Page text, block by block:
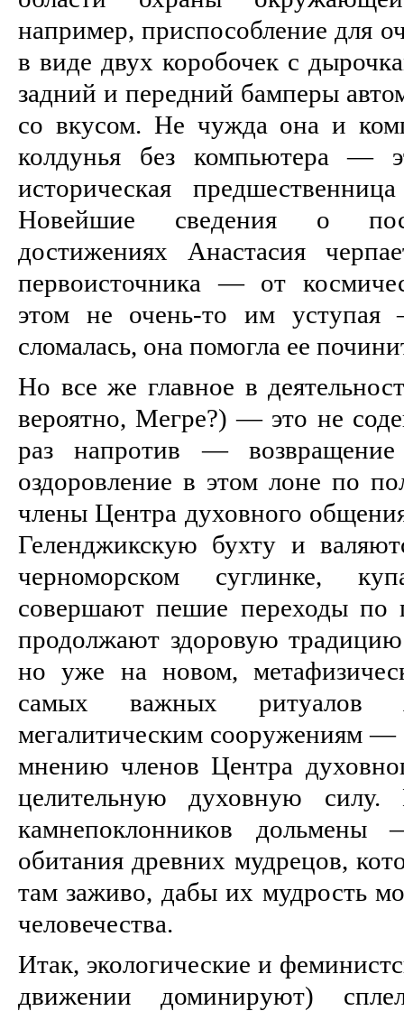
например, приспособление для
в виде двух коробочек с
задний и передний бамперы
со вкусом. Не чужда она и
колдунья без компьютера —
историческая
Новейшие сведения о
достижениях Анастасия
первоисточника — от
этом не очень-то им уступая
сломалась, она помогла ее
Но все же главное в
вероятно, Мегре?) — это не
раз напротив —
оздоровление в этом лоне по
члены Центра духовного
Геленджикскую бухту и
черноморском суглинке,
совершают пешие переходы по
продолжают здоровую традицию
но уже на новом,
самых важных ритуалов
мегалитическим сооружениям —
мнению членов Центра
целительную духовную
камнепоклонников
обитания древних мудрецов,
там заживо, дабы их мудрость
человечества.
Итак, экологические и
движении доминируют)